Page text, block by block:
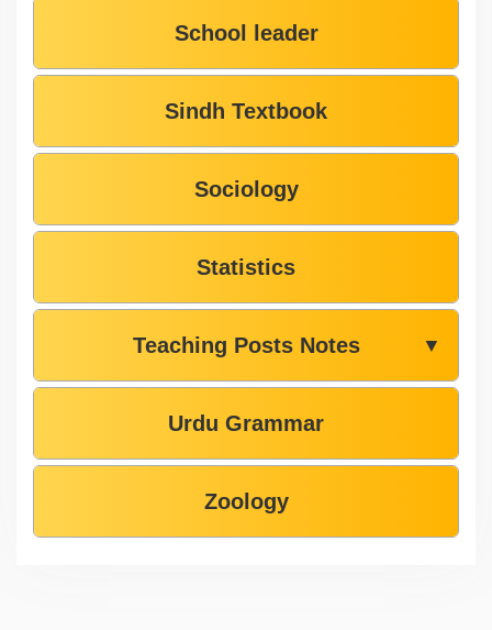
School leader
Sindh Textbook
Sociology
Statistics
Teaching Posts Notes ▼
Urdu Grammar
Zoology